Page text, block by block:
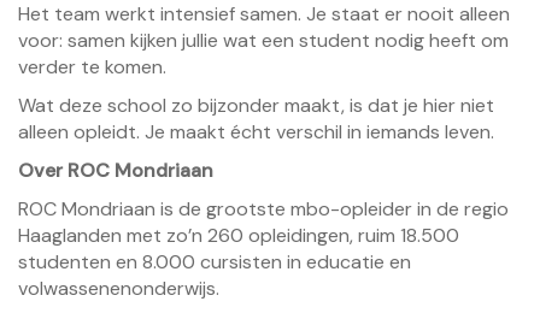
Het team werkt intensief samen. Je staat er nooit alleen
voor: samen kijken jullie wat een student nodig heeft om
verder te komen.
Wat deze school zo bijzonder maakt, is dat je hier niet
alleen opleidt. Je maakt écht verschil in iemands leven.
Over ROC Mondriaan
ROC Mondriaan is de grootste mbo-opleider in de regio
Haaglanden met zo’n 260 opleidingen, ruim 18.500
studenten en 8.000 cursisten in educatie en
volwassenenonderwijs.